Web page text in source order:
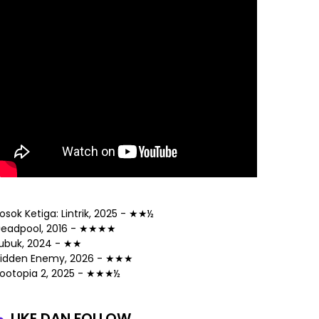
Ketiga: Lintrik, 2025 - ★★½
2016 - ★★★★
2024 - ★★
Enemy, 2026 - ★★★
2, 2025 - ★★★½